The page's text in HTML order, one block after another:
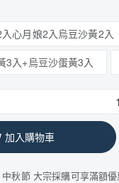
心月娘2入烏豆沙黃2入
3入+烏豆沙蛋黃3入
加入購物車
中秋節 大宗採購可享滿額優